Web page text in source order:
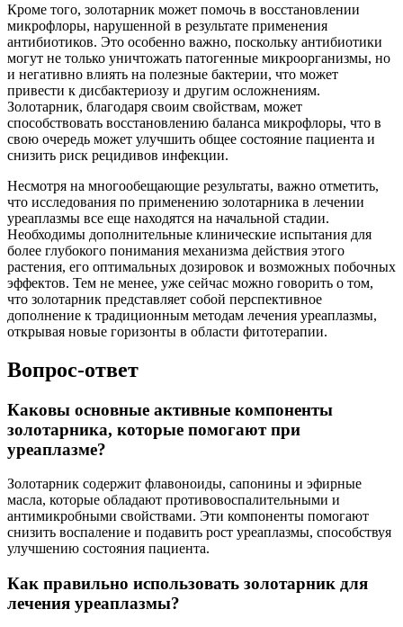
Кроме того, золотарник может помочь в восстановлении
микрофлоры, нарушенной в результате применения
антибиотиков. Это особенно важно, поскольку антибиотики
могут не только уничтожать патогенные микроорганизмы, но
и негативно влиять на полезные бактерии, что может
привести к дисбактериозу и другим осложнениям.
Золотарник, благодаря своим свойствам, может
способствовать восстановлению баланса микрофлоры, что в
свою очередь может улучшить общее состояние пациента и
снизить риск рецидивов инфекции.
Несмотря на многообещающие результаты, важно отметить,
что исследования по применению золотарника в лечении
уреаплазмы все еще находятся на начальной стадии.
Необходимы дополнительные клинические испытания для
более глубокого понимания механизма действия этого
растения, его оптимальных дозировок и возможных побочных
эффектов. Тем не менее, уже сейчас можно говорить о том,
что золотарник представляет собой перспективное
дополнение к традиционным методам лечения уреаплазмы,
открывая новые горизонты в области фитотерапии.
Вопрос-ответ
Каковы основные активные компоненты
золотарника, которые помогают при
уреаплазме?
Золотарник содержит флавоноиды, сапонины и эфирные
масла, которые обладают противовоспалительными и
антимикробными свойствами. Эти компоненты помогают
снизить воспаление и подавить рост уреаплазмы, способствуя
улучшению состояния пациента.
Как правильно использовать золотарник для
лечения уреаплазмы?